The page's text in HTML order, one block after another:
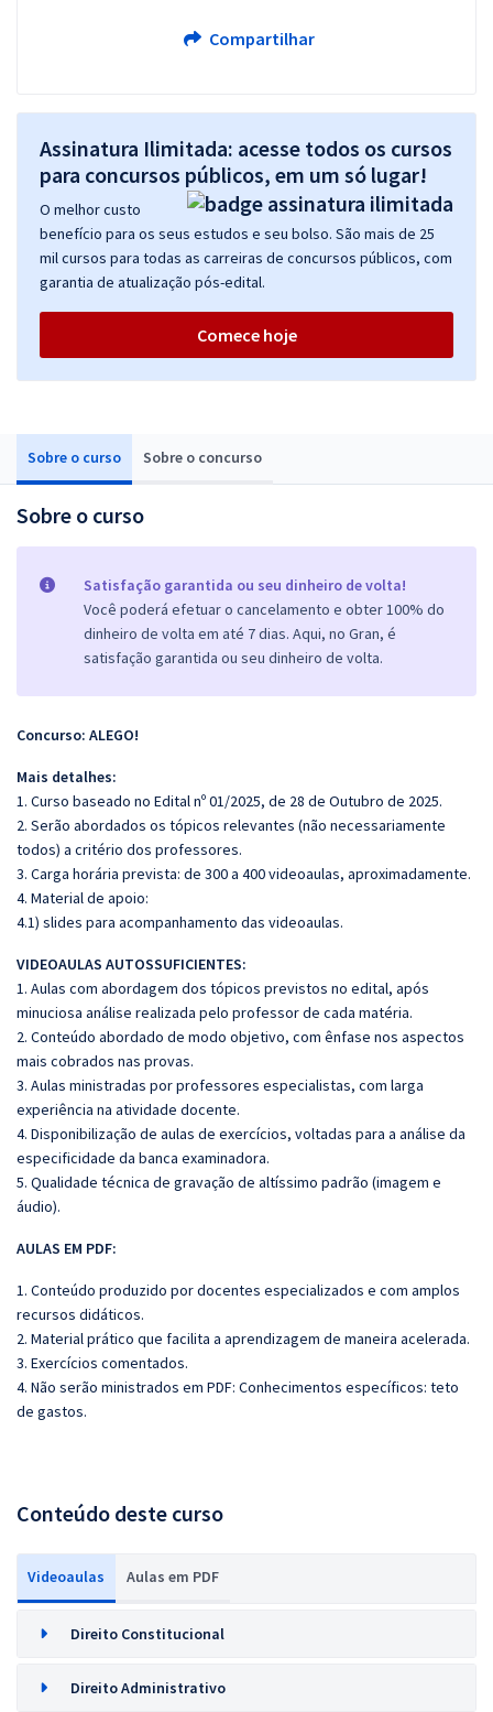
Sobre o curso Sobre o concurso
Sobre o curso
Satisfação garantida ou seu dinheiro de volta!
Você poderá efetuar o cancelamento e obter 100% do
dinheiro de volta em até 7 dias. Aqui, no Gran, é
satisfação garantida ou seu dinheiro de volta.
Concurso: ALEGO!
Mais detalhes:
1. Curso baseado no Edital nº 01/2025, de 28 de Outubro de 2025.
2. Serão abordados os tópicos relevantes (não necessariamente
todos) a critério dos professores.
3. Carga horária prevista: de 300 a 400 videoaulas, aproximadamente.
4. Material de apoio:
4.1) slides para acompanhamento das videoaulas.
VIDEOAULAS AUTOSSUFICIENTES:
1. Aulas com abordagem dos tópicos previstos no edital, após
minuciosa análise realizada pelo professor de cada matéria.
2. Conteúdo abordado de modo objetivo, com ênfase nos aspectos
mais cobrados nas provas.
3. Aulas ministradas por professores especialistas, com larga
experiência na atividade docente.
4. Disponibilização de aulas de exercícios, voltadas para a análise da
especificidade da banca examinadora.
5. Qualidade técnica de gravação de altíssimo padrão (imagem e
áudio).
AULAS EM PDF:
1. Conteúdo produzido por docentes especializados e com amplos
recursos didáticos.
2. Material prático que facilita a aprendizagem de maneira acelerada.
3. Exercícios comentados.
4. Não serão ministrados em PDF: Conhecimentos específicos: teto
de gastos.
Conteúdo deste curso
Videoaulas Aulas em PDF
Direito Constitucional
Direito Administrativo
Compartilhar
Assinatura Ilimitada: acesse todos os cursos
para concursos públicos, em um só lugar!
O melhor custo
benefício para os seus estudos e seu bolso. São mais de 25
mil cursos para todas as carreiras de concursos públicos, com
garantia de atualização pós-edital.
Comece hoje